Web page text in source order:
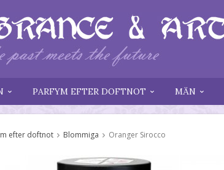
PARFYM EFTER DOFTNOT MÄN
efter doftnot Blommiga Oranger Sirocco